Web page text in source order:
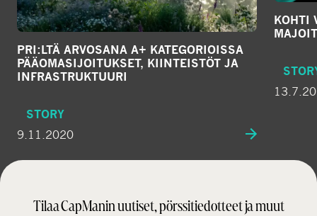
PRI:LTÄ ARVOSANA A+ KATEGORIOISSA
PÄÄOMA­SIJOITUKSET, KIINTEISTÖT JA
INFRASTRUKTUURI
STORY
9.11.2020
KOHTI
Tilaa CapManin uutiset, pörssitiedotteet ja muut